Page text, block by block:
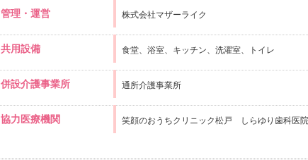
管理・運営 株式会社マザーライク
共用設備 食堂、浴室、キッチン、洗濯室、トイレ
併設介護事業所 通所介護事業所
協力医療機関 笑顔のおうちクリニック松戸 しらゆり歯科医院